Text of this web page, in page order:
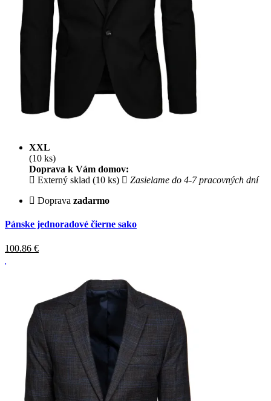
XXL
(10 ks)
Doprava k Vám domov:
Externý sklad (10 ks)
Zasielame do 4-7 pracovných dní
Doprava zadarmo
Pánske jednoradové čierne sako
100.86 €